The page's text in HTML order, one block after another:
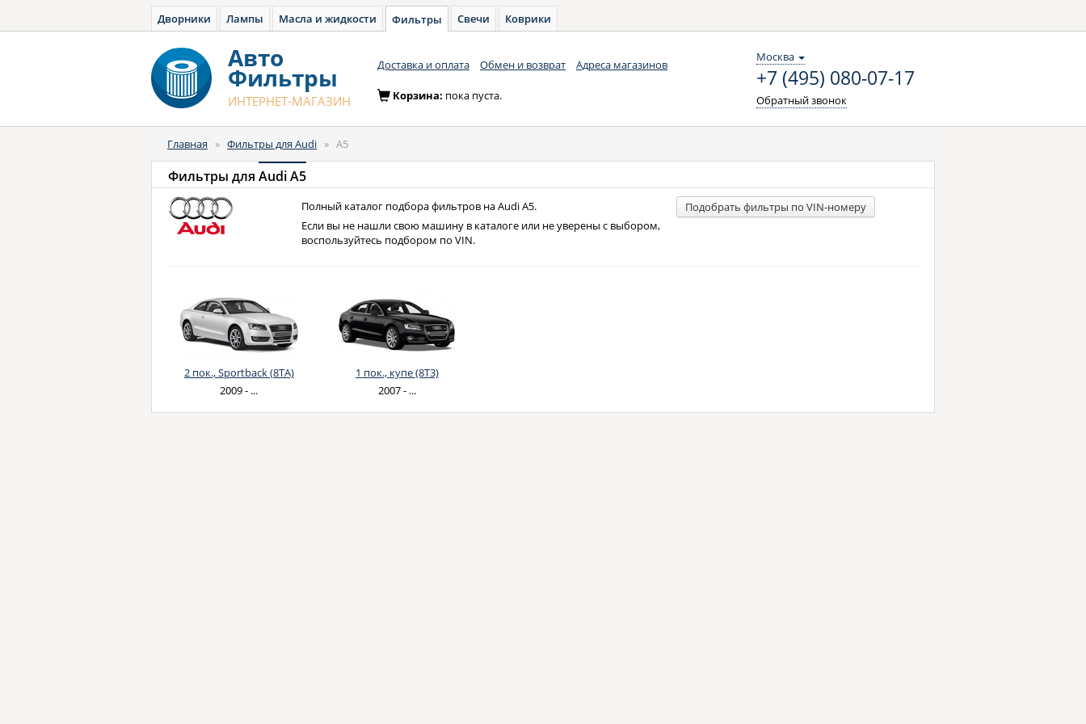
Дворники Лампы Масла и жидкости Фильтры Свечи Коврики
Авто
Фильтры
ИНТЕРНЕТ-МАГАЗИН
Доставка и оплата Обмен и возврат Адреса магазинов
Москва
+7 (495) 080-07-17
Обратный звонок
Корзина: пока пуста.
Главная » Фильтры для Audi » A5
Фильтры для Audi A5
Полный каталог подбора фильтров на Audi A5.
Если вы не нашли свою машину в каталоге или не уверены с выбором,
воспользуйтесь подбором по VIN.
Подобрать фильтры по VIN-номеру
2 пок., Sportback (8TA)
2009 - ...
1 пок., купе (8T3)
2007 - ...